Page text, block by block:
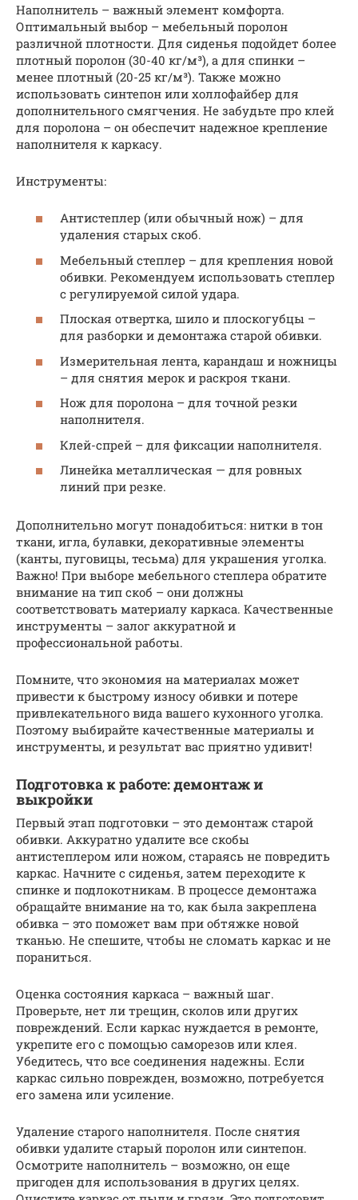
Наполнитель – важный элемент комфорта.
Оптимальный выбор – мебельный поролон
различной плотности. Для сиденья подойдет более
плотный поролон (30-40 кг/м³), а для спинки –
менее плотный (20-25 кг/м³). Также можно
использовать синтепон или холлофайбер для
дополнительного смягчения. Не забудьте про клей
для поролона – он обеспечит надежное крепление
наполнителя к каркасу.
Инструменты:
Антистеплер (или обычный нож) – для
удаления старых скоб.
Мебельный степлер – для крепления новой
обивки. Рекомендуем использовать степлер
с регулируемой силой удара.
Плоская отвертка, шило и плоскогубцы –
для разборки и демонтажа старой обивки.
Измерительная лента, карандаш и ножницы
– для снятия мерок и раскроя ткани.
Нож для поролона – для точной резки
наполнителя.
Клей-спрей – для фиксации наполнителя.
Линейка металлическая — для ровных
линий при резке.
Дополнительно могут понадобиться: нитки в тон
ткани, игла, булавки, декоративные элементы
(канты, пуговицы, тесьма) для украшения уголка.
Важно! При выборе мебельного степлера обратите
внимание на тип скоб – они должны
соответствовать материалу каркаса. Качественные
инструменты – залог аккуратной и
профессиональной работы.
Помните, что экономия на материалах может
привести к быстрому износу обивки и потере
привлекательного вида вашего кухонного уголка.
Поэтому выбирайте качественные материалы и
инструменты, и результат вас приятно удивит!
Подготовка к работе: демонтаж и
выкройки
Первый этап подготовки – это демонтаж старой
обивки. Аккуратно удалите все скобы
антистеплером или ножом, стараясь не повредить
каркас. Начните с сиденья, затем переходите к
спинке и подлокотникам. В процессе демонтажа
обращайте внимание на то, как была закреплена
обивка – это поможет вам при обтяжке новой
тканью. Не спешите, чтобы не сломать каркас и не
пораниться.
Оценка состояния каркаса – важный шаг.
Проверьте, нет ли трещин, сколов или других
повреждений. Если каркас нуждается в ремонте,
укрепите его с помощью саморезов или клея.
Убедитесь, что все соединения надежны. Если
каркас сильно поврежден, возможно, потребуется
его замена или усиление.
Удаление старого наполнителя. После снятия
обивки удалите старый поролон или синтепон.
Осмотрите наполнитель – возможно, он еще
пригоден для использования в других целях.